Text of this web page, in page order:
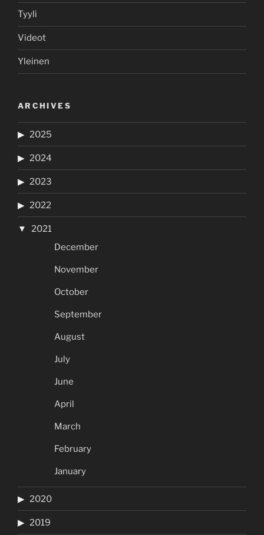
Tyyli
Videot
Yleinen
ARCHIVES
2025
2024
2023
2022
2021
December
November
October
September
August
July
June
April
March
February
January
2020
2019